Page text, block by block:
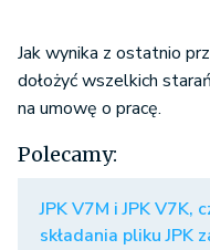
Jak wynika z ostatnio
dołożyć wszelkich
na umowę o pracę.
Polecamy:
JPK V7M i JPK V7K,
składania pliku JPK